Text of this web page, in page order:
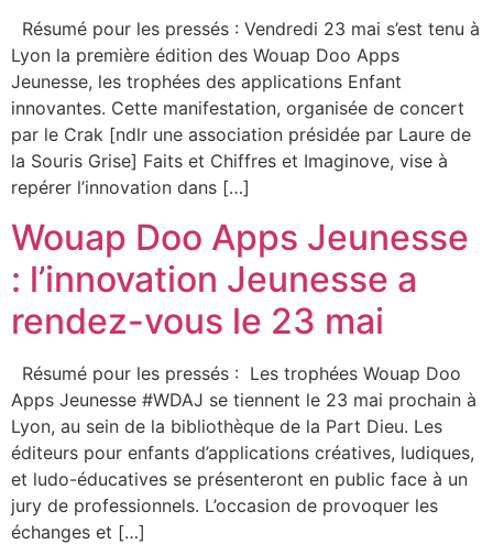
Résumé pour les pressés : Vendredi 23 mai s’est tenu à
Lyon la première édition des Wouap Doo Apps
Jeunesse, les trophées des applications Enfant
innovantes. Cette manifestation, organisée de concert
par le Crak [ndlr une association présidée par Laure de
la Souris Grise] Faits et Chiffres et Imaginove, vise à
repérer l’innovation dans […]
Wouap Doo Apps Jeunesse
: l’innovation Jeunesse a
rendez-vous le 23 mai
Résumé pour les pressés : Les trophées Wouap Doo
Apps Jeunesse #WDAJ se tiennent le 23 mai prochain à
Lyon, au sein de la bibliothèque de la Part Dieu. Les
éditeurs pour enfants d’applications créatives, ludiques,
et ludo-éducatives se présenteront en public face à un
jury de professionnels. L’occasion de provoquer les
échanges et […]